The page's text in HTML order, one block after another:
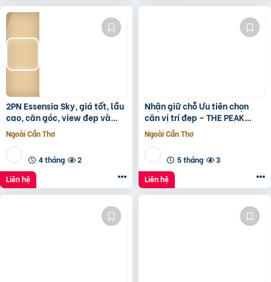
2PN Essensia Sky, giá tốt, lầu
cao, căn góc, view đẹp và
thoáng giá chỉ 6 tỷ 780 chưa
KPBTthích hợp
Ngoài Cần Thơ
4 tháng
2
Liên hệ
Nhận giữ chỗ Ưu tiên chọn
căn vị trí đẹp – THE PEAK
GARDEN của Hưng Lộc Phát
Ngoài Cần Thơ
5 tháng
3
Liên hệ